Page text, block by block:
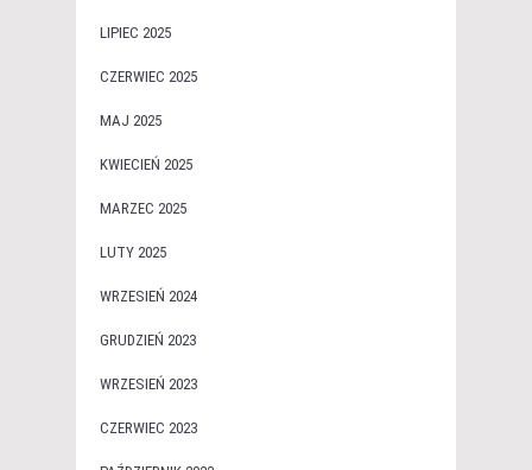
LIPIEC 2025
CZERWIEC 2025
MAJ 2025
KWIECIEŃ 2025
MARZEC 2025
LUTY 2025
WRZESIEŃ 2024
GRUDZIEŃ 2023
WRZESIEŃ 2023
CZERWIEC 2023